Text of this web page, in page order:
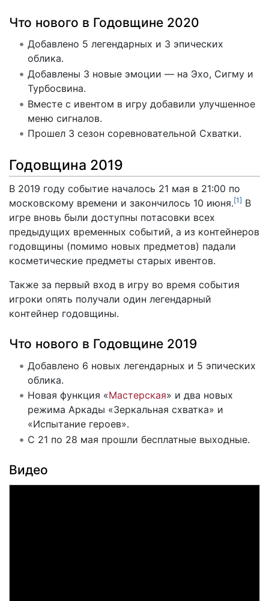
Что нового в Годовщине 2020
Добавлено 5 легендарных и 3 эпических
облика.
Добавлены 3 новые эмоции — на Эхо, Сигму и
Турбосвина.
Вместе с ивентом в игру добавили улучшенное
меню сигналов.
Прошел 3 сезон соревновательной Схватки.
Годовщина 2019
В 2019 году событие началось 21 мая в 21:00 по
московскому времени и закончилось 10 июня.[1] В
игре вновь были доступны потасовки всех
предыдущих временных событий, а из контейнеров
годовщины (помимо новых предметов) падали
косметические предметы старых ивентов.
Также за первый вход в игру во время события
игроки опять получали один легендарный
контейнер годовщины.
Что нового в Годовщине 2019
Добавлено 6 новых легендарных и 5 эпических
облика.
Новая функция «Мастерская» и два новых
режима Аркады «Зеркальная схватка» и
«Испытание героев».
C 21 по 28 мая прошли бесплатные выходные.
Видео